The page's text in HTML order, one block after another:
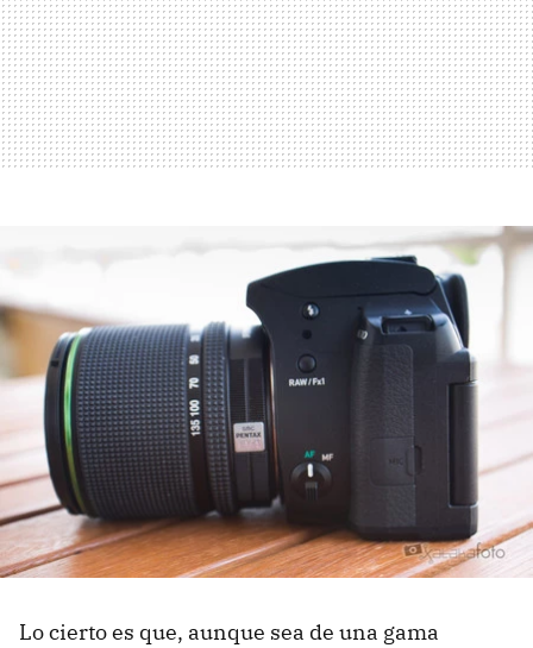
Lo cierto es que, aunque sea de una gama